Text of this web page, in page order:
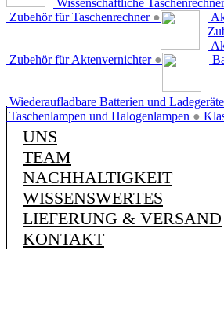
Wissenschaftliche
Zubehör für Taschenrechner ●
Zubehör für Aktenvernichter ●
Wiederaufladbare Batterien und Ladegeräte
Taschenlampen und Halogenlampen ●
UNS
TEAM
NACHHALTIGKEIT
WISSENSWERTES
LIEFERUNG & VERSAND
KONTAKT